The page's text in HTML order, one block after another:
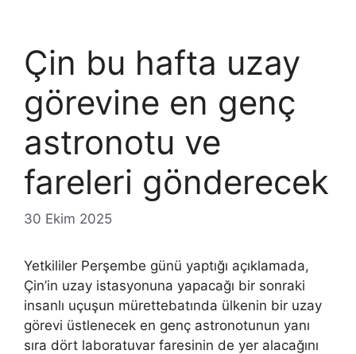
Çin bu hafta uzay
görevine en genç
astronotu ve
fareleri gönderecek
30 Ekim 2025
Yetkililer Perşembe günü yaptığı açıklamada,
Çin’in uzay istasyonuna yapacağı bir sonraki
insanlı uçuşun mürettebatında ülkenin bir uzay
görevi üstlenecek en genç astronotunun yanı
sıra dört laboratuvar faresinin de yer alacağını